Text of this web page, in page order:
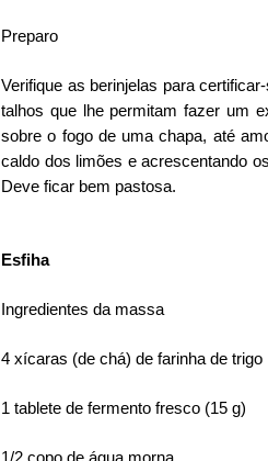
Preparo
Verifique as berinjelas para
talhos que lhe permitam fazer um
sobre o fogo de uma chapa, até
caldo dos limões e acrescentando
Deve ficar bem pastosa.
Esfiha
Ingredientes da massa
4 xícaras (de chá) de farinha de trigo
1 tablete de fermento fresco (15 g)
1/2 copo de água morna